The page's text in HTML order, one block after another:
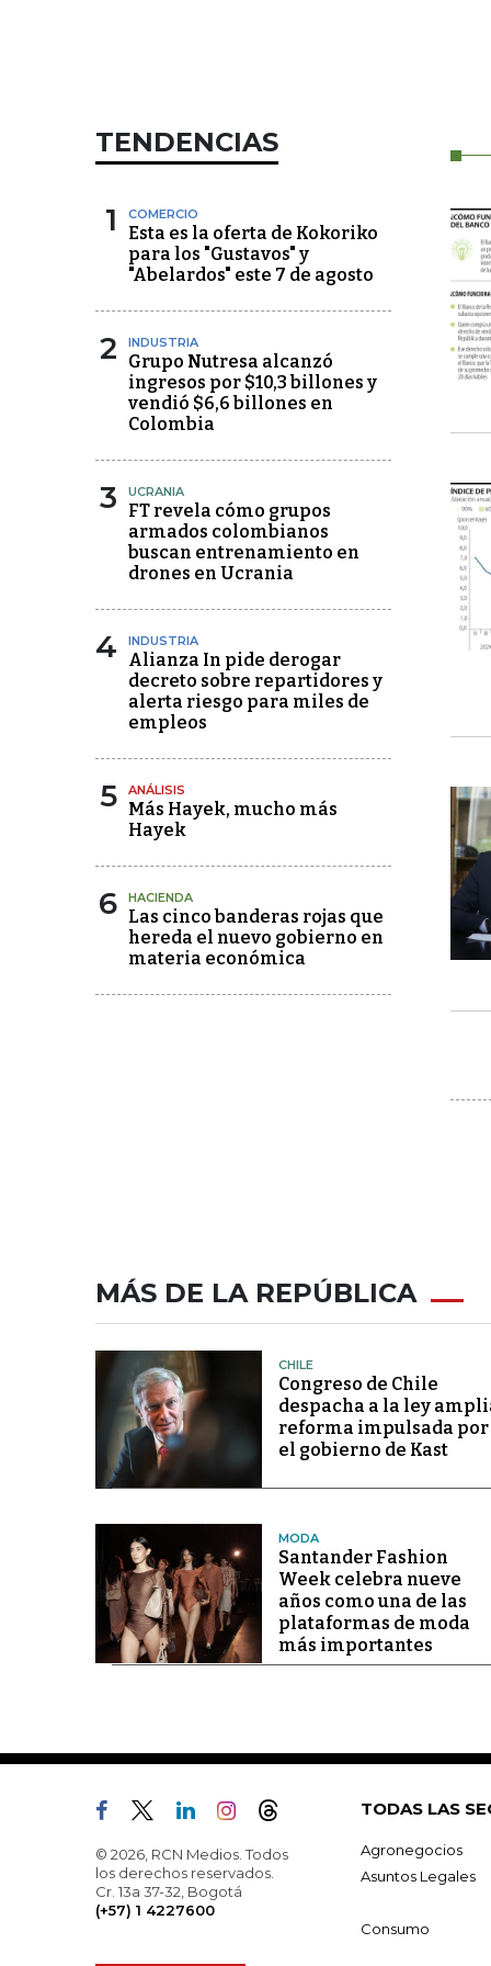
TENDENCIAS
1 COMERCIO
Esta es la oferta de Kokoriko
para los "Gustavos" y
"Abelardos" este 7 de agosto
2 INDUSTRIA
Grupo Nutresa alcanzó
ingresos por $10,3 billones y
vendió $6,6 billones en
Colombia
3 UCRANIA
FT revela cómo grupos
armados colombianos
buscan entrenamiento en
drones en Ucrania
4 INDUSTRIA
Alianza In pide derogar
decreto sobre repartidores y
alerta riesgo para miles de
empleos
5 ANÁLISIS
Más Hayek, mucho más
Hayek
6 HACIENDA
Las cinco banderas rojas que
hereda el nuevo gobierno en
materia económica
MÁS DE LA REPÚBLICA
CHILE
Congreso de Chile
despacha a la ley
reforma impulsada por
el gobierno de Kast
MODA
Santander Fashion
Week celebra nueve
años como una de las
plataformas de moda
más importantes
© 2026, RCN Medios. Todos
los derechos reservados.
Cr. 13a 37-32, Bogotá
(+57) 1 4227600
TODAS LAS
Agronegocios
Asuntos Legales
Consumo